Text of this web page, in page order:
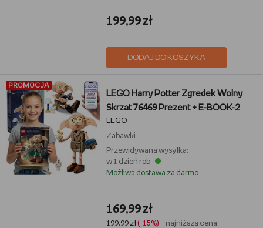
199,99 zł
DODAJ DO KOSZYKA
PROMOCJA
LEGO Harry Potter Zgredek Wolny
Skrzat 76469 Prezent + E-BOOK-2
LEGO
Zabawki
Przewidywana wysyłka:
w 1 dzień rob.
Możliwa dostawa za darmo
169,99 zł
199,99 zł(-15%) - najniższa cena